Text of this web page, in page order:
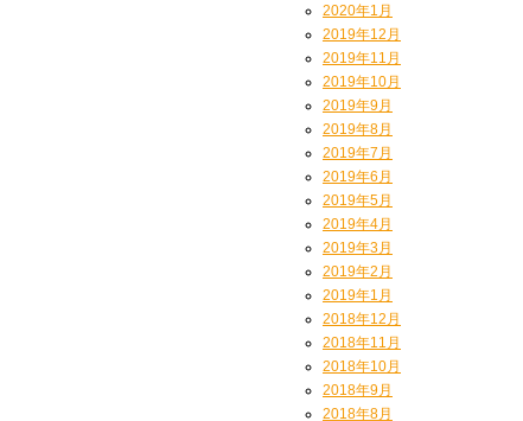
2020年1月
2019年12月
2019年11月
2019年10月
2019年9月
2019年8月
2019年7月
2019年6月
2019年5月
2019年4月
2019年3月
2019年2月
2019年1月
2018年12月
2018年11月
2018年10月
2018年9月
2018年8月